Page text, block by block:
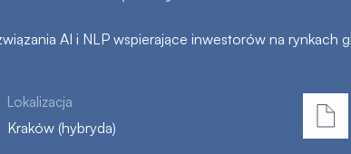
AI i NLP wspierające inwestorów na rynkach
Lokalizacja
Kraków (hybryda)